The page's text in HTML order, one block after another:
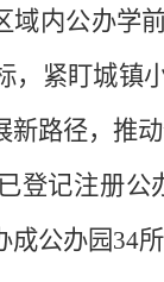
域内公办学
，紧盯城镇
新路径，推
登记注册
成公办园34